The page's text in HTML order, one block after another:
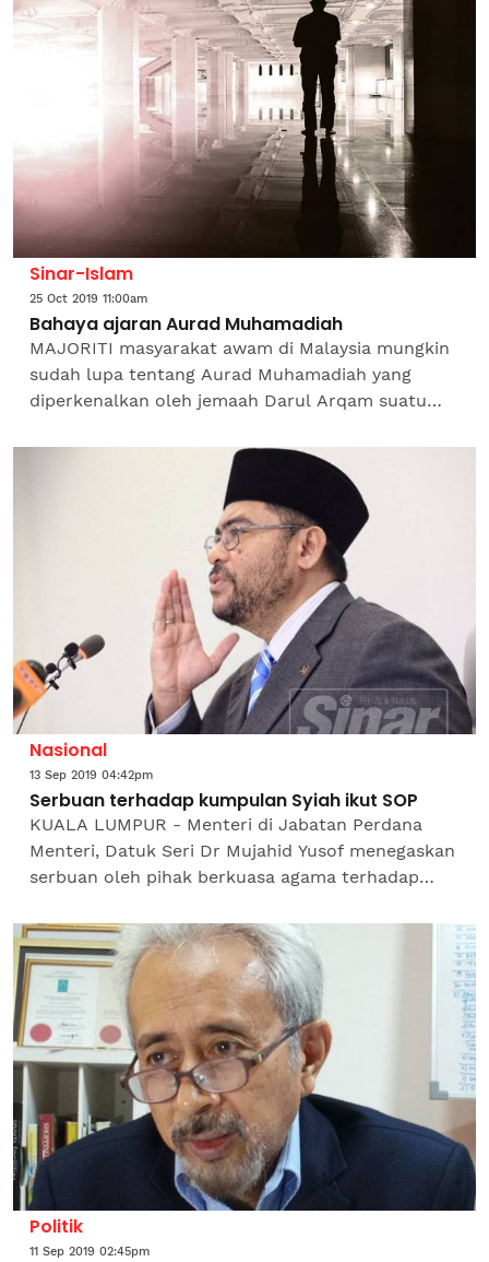
Sinar-Islam
25 Oct 2019 11:00am
Bahaya ajaran Aurad Muhamadiah
MAJORITI masyarakat awam di Malaysia mungkin
sudah lupa tentang Aurad Muhamadiah yang
diperkenalkan oleh jemaah Darul Arqam suatu
secara langsung dalam...
Nasional
13 Sep 2019 04:42pm
Serbuan terhadap kumpulan Syiah ikut SOP
KUALA LUMPUR - Menteri di Jabatan Perdana
Menteri, Datuk Seri Dr Mujahid Yusof menegaskan
serbuan oleh pihak berkuasa agama terhadap
operasi standard...
Politik
11 Sep 2019 02:45pm